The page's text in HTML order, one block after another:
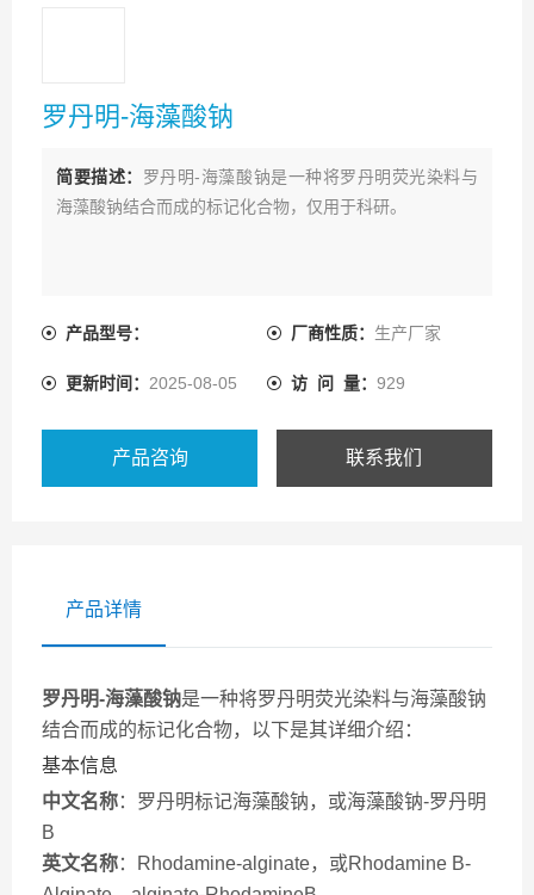
罗丹明-海藻酸钠
简要描述： 罗丹明-海藻酸钠是一种将罗丹明荧光染料与
海藻酸钠结合而成的标记化合物，仅用于科研。
产品型号： 厂商性质： 生产厂家
更新时间： 2025-08-05 访 问 量： 929
产品咨询 联系我们
产品详情
罗丹明-海藻酸钠是一种将罗丹明荧光染料与海藻酸钠
结合而成的标记化合物，以下是其详细介绍：
基本信息
中文名称：罗丹明标记海藻酸钠，或海藻酸钠-罗丹明
B
英文名称：Rhodamine-alginate，或Rhodamine B-